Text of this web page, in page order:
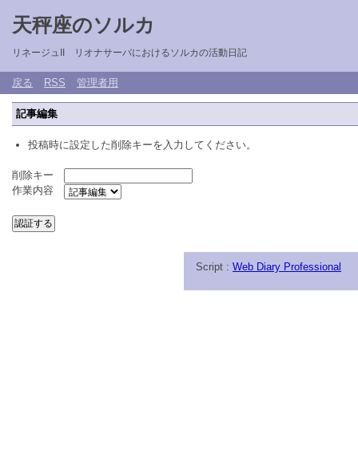
天秤座のソルカ
リネージュII リオナサーバにおけるソルカの活動日記
戻る RSS 管理者用
記事編集
投稿時に設定した削除キーを入力してください。
削除キー
作業内容
Script : Web Diary Professional